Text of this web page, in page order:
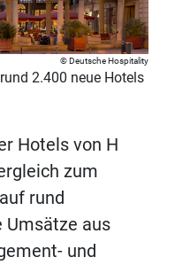
Deutsche Hospitality
2.400 neue Hotels
Hotels von H
zum
rund
Umsätze aus
und